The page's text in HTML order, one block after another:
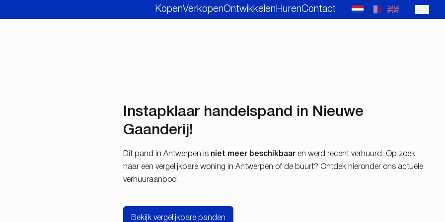
KopenVerkopenOntwikkelen HurenContact
Instapklaar handelspand in Nieuwe
Gaanderij!
Dit pand in Antwerpen is niet meer beschikbaar en werd recent verhuurd. Op zoek
naar een vergelijkbare woning in Antwerpen of de buurt? Ontdek hieronder ons actuele
verhuuraanbod.
Bekijk vergelijkbare panden